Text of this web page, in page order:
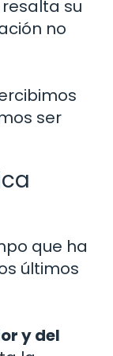
su
no
ser
que ha
últimos
y del